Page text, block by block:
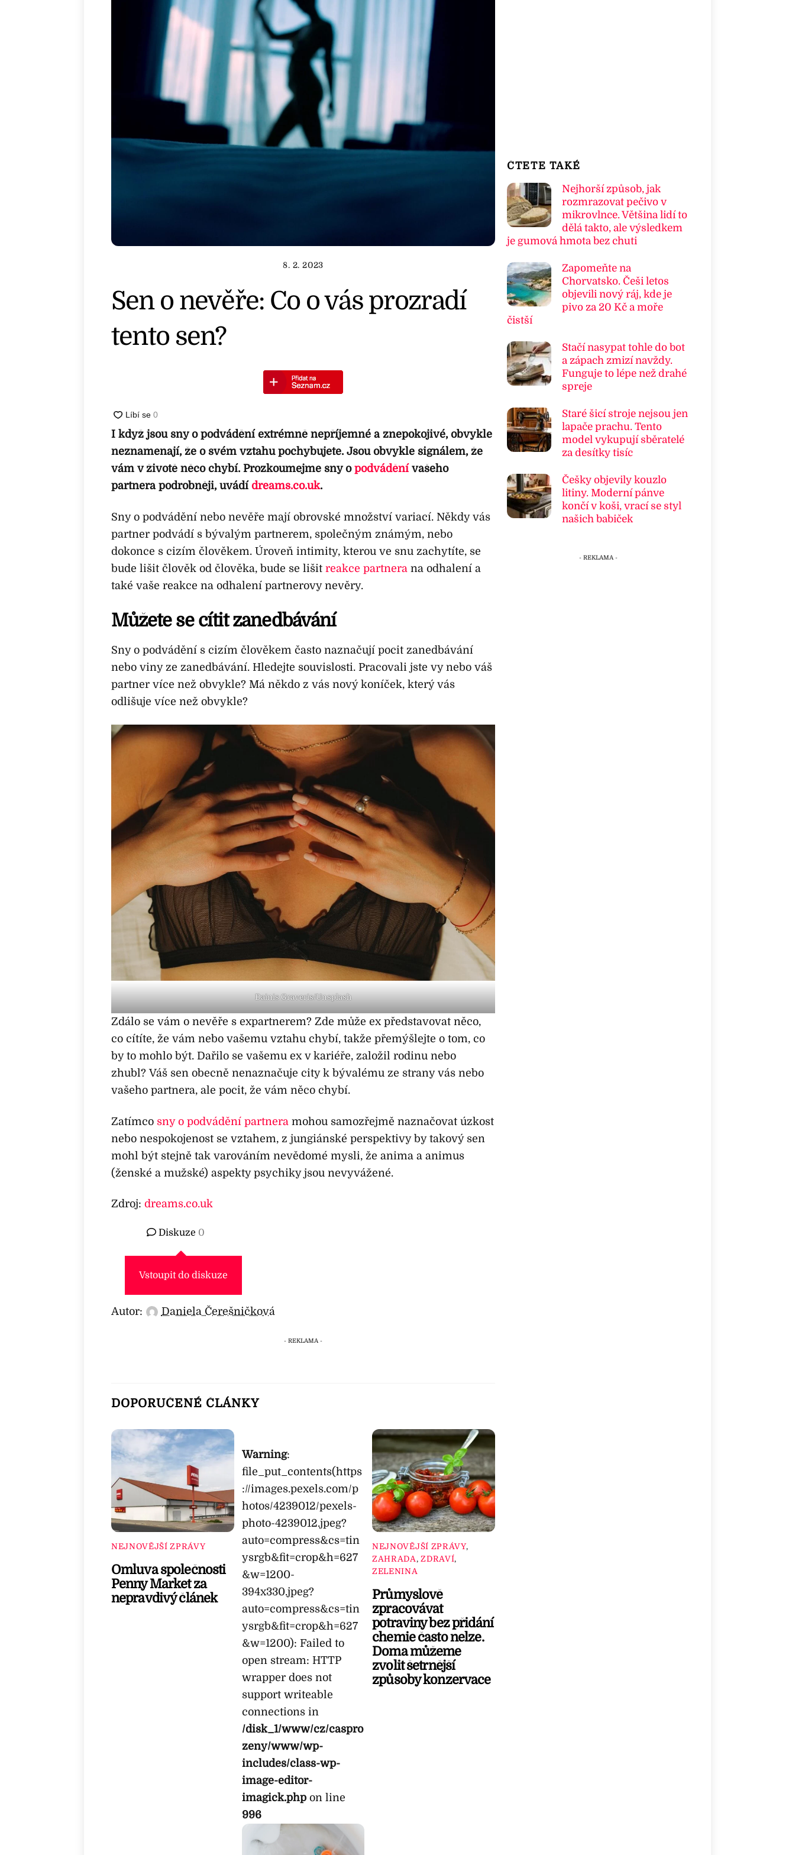
8. 2. 2023
Sen o nevěře: Co o vás prozradí
tento sen?
I když jsou sny o podvádění extrémně nepříjemné a znepokojivé, obvykle
neznamenají, že o svém vztahu pochybujete. Jsou obvykle signálem, že
vám v životě něco chybí. Prozkoumejme sny o podváděnívašeho
partnera podrobněji, uvádí dreams.co.uk.
Sny o podvádění nebo nevěře mají obrovské množství variací. Někdy vás
partner podvádí s bývalým partnerem, společným známým, nebo
dokonce s cizím člověkem. Úroveň intimity, kterou ve snu zachytíte, se
bude lišit člověk od člověka, bude se lišit reakce partnera na odhalení a
také vaše reakce na odhalení partnerovy nevěry.
Můžete se cítit zanedbávání
Sny o podvádění s cizím člověkem často naznačují pocit zanedbávání
nebo viny ze zanedbávání. Hledejte souvislosti. Pracovali jste vy nebo váš
partner více než obvykle? Má někdo z vás nový koníček, který vás
odlišuje více než obvykle?
Dainis Graveris/Unsplash
Zdálo se vám o nevěře s expartnerem? Zde může ex představovat něco,
co cítíte, že vám nebo vašemu vztahu chybí, takže přemýšlejte o tom, co
by to mohlo být. Dařilo se vašemu ex v kariéře, založil rodinu nebo
zhubl? Váš sen obecně nenaznačuje city k bývalému ze strany vás nebo
vašeho partnera, ale pocit, že vám něco chybí.
Zatímco sny o podvádění partnera mohou samozřejmě naznačovat úzkost
nebo nespokojenost se vztahem, z jungiánské perspektivy by takový sen
mohl být stejně tak varováním nevědomé mysli, že anima a animus
(ženské a mužské) aspekty psychiky jsou nevyvážené.
Zdroj: dreams.co.uk
Diskuze 0
Vstoupit do diskuze
Autor: Daniela Čerešničková
DOPORUČENÉ ČLÁNKY
NEJNOVĚJŠÍ ZPRÁVY
Omluva společnosti
Penny Market za
nepravdivý článek
Warning:
file_put_contents(https
://images.pexels.com/p
hotos/4239012/pexels-
photo-4239012.jpeg?
auto=compress&cs=tin
ysrgb&fit=crop&h=627
&w=1200-
394x330.jpeg?
auto=compress&cs=tin
ysrgb&fit=crop&h=627
&w=1200): Failed to
open stream: HTTP
wrapper does not
support writeable
connections in
/disk_1/www/cz/caspro
zeny/www/wp-
includes/class-wp-
image-editor-
imagick.phpon line
996
NEJNOVĚJŠÍ ZPRÁVY,
ZAHRADA,ZDRAVÍ,
ZELENINA
Průmyslově
zpracovávat
potraviny bez přidání
chemie často nelze.
Doma můžeme
zvolit šetrnější
způsoby konzervace
ČTETE TAKÉ
Nejhorší způsob, jak
rozmrazovat pečivo v
mikrovlnce. Většina lidí to
dělá takto, ale výsledkem
je gumová hmota bez chuti
Zapomeňte na
Chorvatsko. Češi letos
objevili nový ráj, kde je
pivo za 20 Kč a moře
čistší
Stačí nasypat tohle do bot
a zápach zmizí navždy.
Funguje to lépe než drahé
spreje
Staré šicí stroje nejsou jen
lapače prachu. Tento
model vykupují sběratelé
za desítky tisíc
Češky objevily kouzlo
litiny. Moderní pánve
končí v koši, vrací se styl
našich babiček